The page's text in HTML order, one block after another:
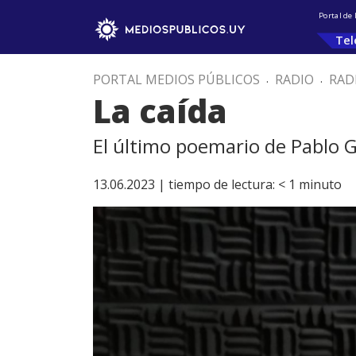
Portal de
PORTAL MEDIOS PÚBLICOS . RADIO .
La caída
El último poemario de Pablo
13.06.2023 | tiempo de lectura: < 1 minuto